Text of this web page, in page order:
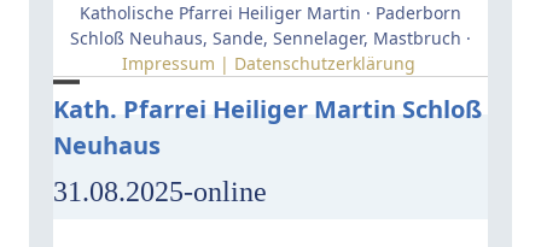
Katholische Pfarrei Heiliger Martin · Paderborn
Schloß Neuhaus, Sande, Sennelager, Mastbruch ·
Impressum | Datenschutzerklärung
Kath. Pfarrei Heiliger Martin Schloß
Neuhaus
Open
mobile
menu
Close
mobile
menu
31.08.2025-online